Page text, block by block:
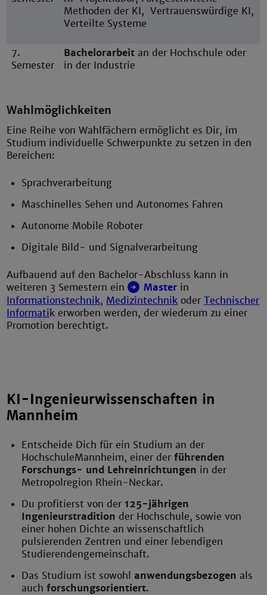
Methoden der KI, Vertrauenswürdige KI,
Verteilte Systeme
7.
Semester
Bachelorarbeit an der Hochschule oder
in der Industrie
Wahlmöglichkeiten
Eine Reihe von Wahlfächern ermöglicht es Dir, im
Studium individuelle Schwerpunkte zu setzen in den
Bereichen:
Sprachverarbeitung
Maschinelles Sehen und Autonomes Fahren
Autonome Mobile Roboter
Digitale Bild- und Signalverarbeitung
Aufbauend auf den Bachelor-Abschluss kann in
weiteren 3 Semestern ein
Master in
Informationstechnik, Medizintechnik oderTechnischer
Informatik erworben werden, der wiederum zu einer
Promotion berechtigt.
KI-Ingenieurwissenschaften in
Mannheim
Entscheide Dich für ein Studium an der
HochschuleMannheim, einer derführenden
Forschungs- und Lehreinrichtungen in der
Metropolregion Rhein-Neckar.
Du profitierst von der 125-jährigen
Ingenieurstradition der Hochschule, sowie von
einer hohen Dichte an wissenschaftlich
pulsierenden Zentren und einer lebendigen
Studierendengemeinschaft.
Das Studium ist sowohl anwendungsbezogen als
auchforschungsorientiert.